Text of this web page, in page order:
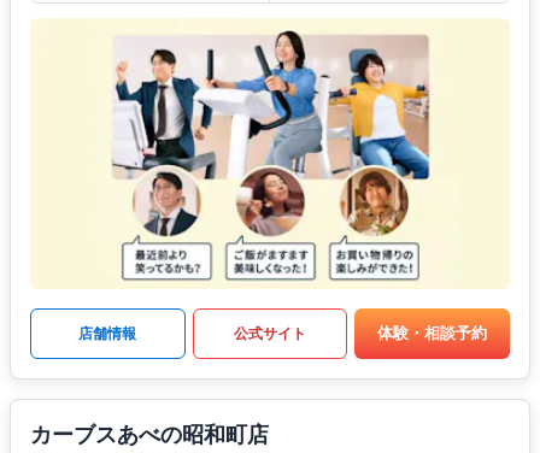
店舗情報 公式サイト 体験・相談予約
カーブスあべの昭和町店